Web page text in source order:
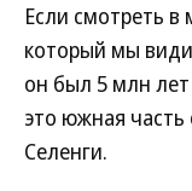
Если смотреть в
который мы
он был 5 млн
это южная
Селенги.